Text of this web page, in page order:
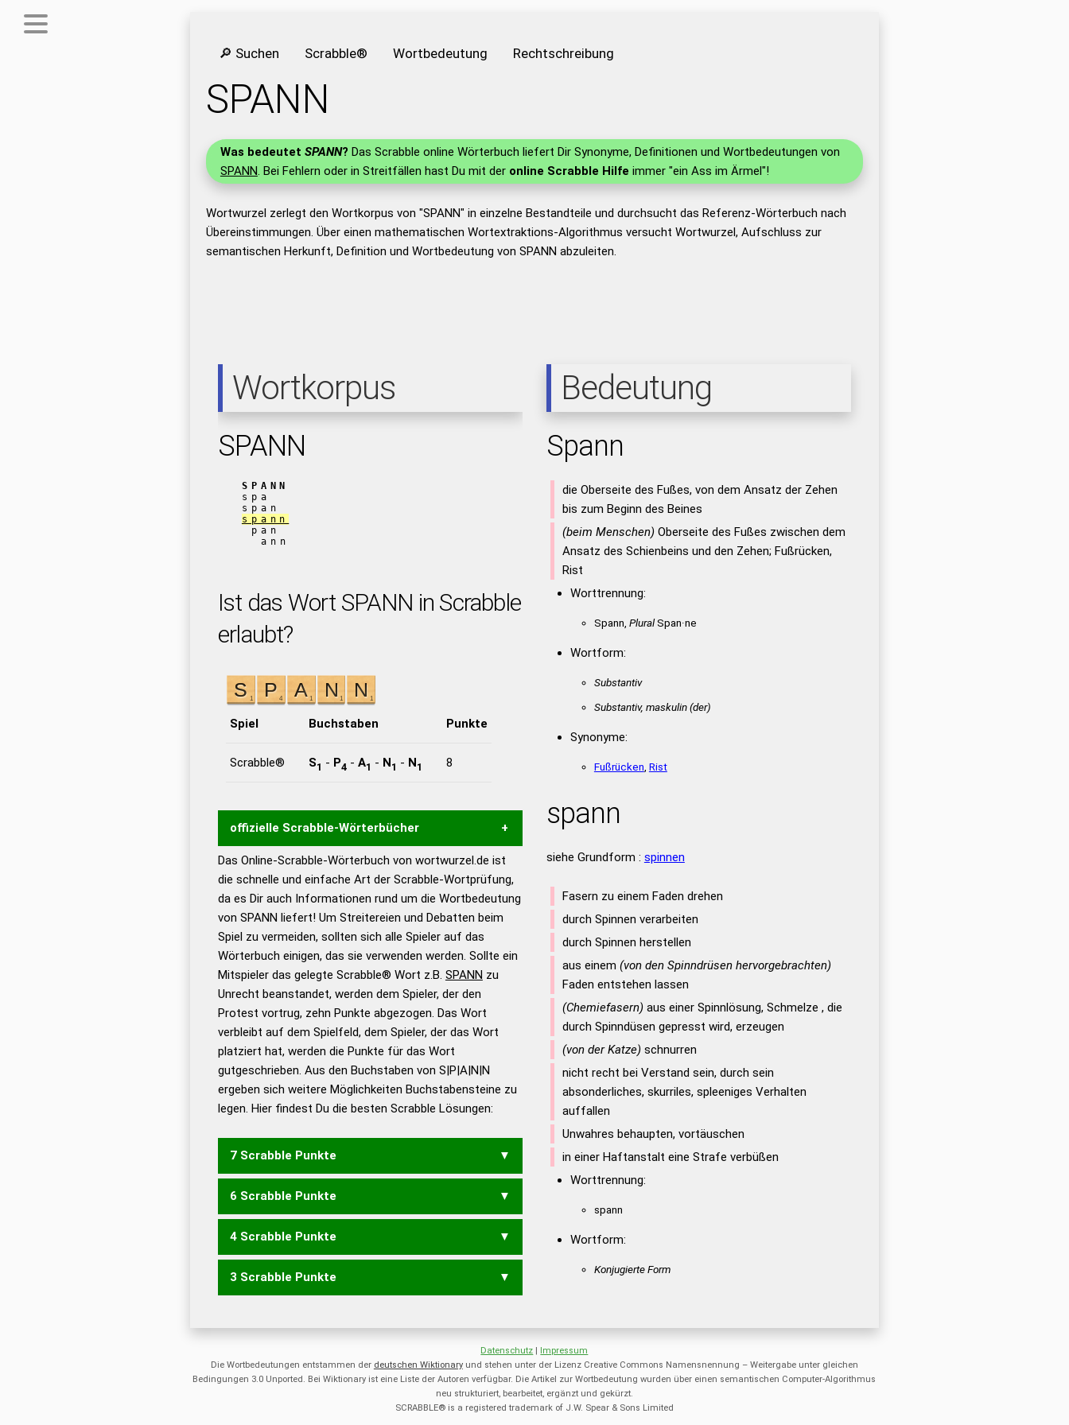
🔎 Suchen Scrabble® Wortbedeutung Rechtschreibung
SPANN
Was bedeutet SPANN? Das Scrabble online Wörterbuch liefert Dir Synonyme, Definitionen und Wortbedeutungen von
SPANN. Bei Fehlern oder in Streitfällen hast Du mit der online Scrabble Hilfe immer "ein Ass im Ärmel"!
Wortwurzel zerlegt den Wortkorpus von "SPANN" in einzelne Bestandteile und durchsucht das Referenz-Wörterbuch nach
Übereinstimmungen. Über einen mathematischen Wortextraktions-Algorithmus versucht Wortwurzel, Aufschluss zur
semantischen Herkunft, Definition und Wortbedeutung von SPANN abzuleiten.
Wortkorpus
SPANN
SPANN
spa
span
spann
pan
ann
Ist das Wort SPANN in Scrabble
erlaubt?
Spiel Buchstaben Punkte
Scrabble® S1 - P4 - A1 - N1 - N1 8
offizielle Scrabble-Wörterbücher
Wortwurzel liefert mit Hilfe eines semantischen
Wortanalyse-Algorithmus gute Anhaltspunkte zu
Wortbedeutung, Worttrennung und Wortform, um die
Gültigkeit eines Wortes für das Scrabble-Spiel zu
bestimmen! zugelassene Turnier Scrabble-
Wörterbücher sind:
Duden – Standardwerk in 12
Bänden
Duden – Richtiges und gutes
Deutsch
Duden – Die deutsche Grammatik
Duden – Deutsches
Universalwörterbuch
Das Online-Scrabble-Wörterbuch von wortwurzel.de ist
die schnelle und einfache Art der Scrabble-Wortprüfung,
da es Dir auch Informationen rund um die Wortbedeutung
von SPANN liefert! Um Streitereien und Debatten beim
Spiel zu vermeiden, sollten sich alle Spieler auf das
Wörterbuch einigen, das sie verwenden werden. Sollte ein
Mitspieler das gelegte Scrabble® Wort z.B. SPANN zu
Unrecht beanstandet, werden dem Spieler, der den
Protest vortrug, zehn Punkte abgezogen. Das Wort
verbleibt auf dem Spielfeld, dem Spieler, der das Wort
platziert hat, werden die Punkte für das Wort
gutgeschrieben. Aus den Buchstaben von S|P|A|N|N
ergeben sich weitere Möglichkeiten Buchstabensteine zu
legen. Hier findest Du die besten Scrabble Lösungen:
7 Scrabble Punkte
PANS
6 Scrabble Punkte
PAS
4 Scrabble Punkte
ANNS SANN
3 Scrabble Punkte
Bedeutung
Spann
die Oberseite des Fußes, von dem Ansatz der Zehen
bis zum Beginn des Beines
(beim Menschen) Oberseite des Fußes zwischen dem
Ansatz des Schienbeins und den Zehen; Fußrücken,
Rist
Worttrennung:
Spann, PluralSpan·ne
Wortform:
Substantiv
Substantiv, maskulin(der)
Synonyme:
Fußrücken Rist
spann
siehe Grundform : spinnen
Fasern zu einem Faden drehen
durch Spinnen verarbeiten
durch Spinnen herstellen
aus einem (von den Spinndrüsen hervorgebrachten)
Faden entstehen lassen
(Chemiefasern) aus einer Spinnlösung, Schmelze , die
durch Spinndüsen gepresst wird, erzeugen
(von der Katze) schnurren
nicht recht bei Verstand sein, durch sein
absonderliches, skurriles, spleeniges Verhalten
auffallen
Unwahres behaupten, vortäuschen
in einer Haftanstalt eine Strafe verbüßen
Worttrennung:
spann
Wortform:
Konjugierte Form
Datenschutz | Impressum
Die Wortbedeutungen entstammen der deutschen Wiktionaryund stehen unter der Lizenz Creative Commons Namensnennung – Weitergabe unter gleichen
Bedingungen 3.0 Unported. Bei Wiktionary ist eine Liste der Autoren verfügbar. Die Artikel zur Wortbedeutung wurden über einen semantischen Computer-Algorithmus
neu strukturiert, bearbeitet, ergänzt und gekürzt.
SCRABBLE® is a registered trademark of J.W. Spear & Sons Limited